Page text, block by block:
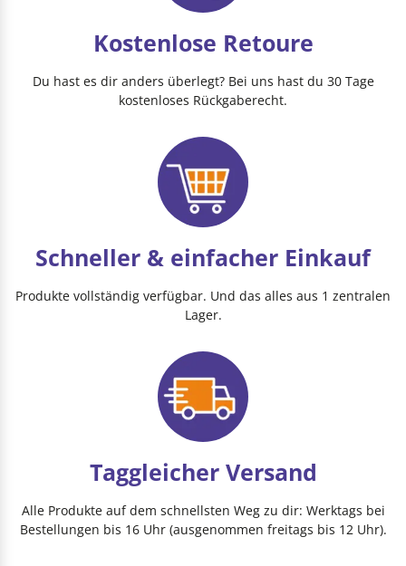
Kostenlose Retoure
Du hast es dir anders überlegt? Bei uns hast du 30 Tage
kostenloses Rückgaberecht.
Schneller & einfacher Einkauf
Produkte vollständig verfügbar. Und das alles aus 1 zentralen
Lager.
Taggleicher Versand
Alle Produkte auf dem schnellsten Weg zu dir: Werktags bei
Bestellungen bis 16 Uhr (ausgenommen freitags bis 12 Uhr).